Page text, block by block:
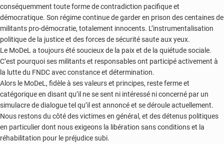
conséquemment toute forme de contradiction pacifique et
démocratique. Son régime continue de garder en prison des centaines de
militants pro-démocratie, totalement innocents. L’instrumentalisation
politique de la justice et des forces de sécurité saute aux yeux.
Le MoDeL a toujours été soucieux de la paix et de la quiétude sociale.
C’est pourquoi ses militants et responsables ont participé activement à
la lutte du FNDC avec constance et détermination.
Alors le MoDeL, fidèle à ses valeurs et principes, reste ferme et
catégorique en disant qu’il ne se sent ni intéressé ni concerné par un
simulacre de dialogue tel qu’il est annoncé et se déroule actuellement.
Nous restons du côté des victimes en général, et des détenus politiques
en particulier dont nous exigeons la libération sans conditions et la
réhabilitation pour le préjudice subi.